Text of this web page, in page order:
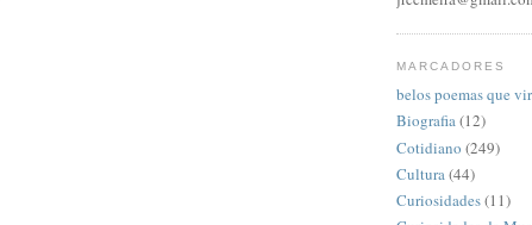
MARCADORES
belos poemas que
Biografia(12)
Cotidiano (249)
Cultura(44)
Curiosidades(11)